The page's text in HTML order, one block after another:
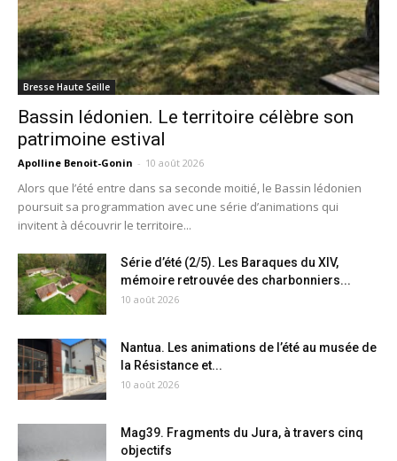
Bresse Haute Seille
Bassin lédonien. Le territoire célèbre son
patrimoine estival
Apolline Benoit-Gonin - 10 août 2026
Alors que l’été entre dans sa seconde moitié, le Bassin lédonien
poursuit sa programmation avec une série d’animations qui
invitent à découvrir le territoire...
Série d’été (2/5). Les Baraques du XIV,
mémoire retrouvée des charbonniers...
10 août 2026
Nantua. Les animations de l’été au musée de
la Résistance et...
10 août 2026
Mag39. Fragments du Jura, à travers cinq
objectifs